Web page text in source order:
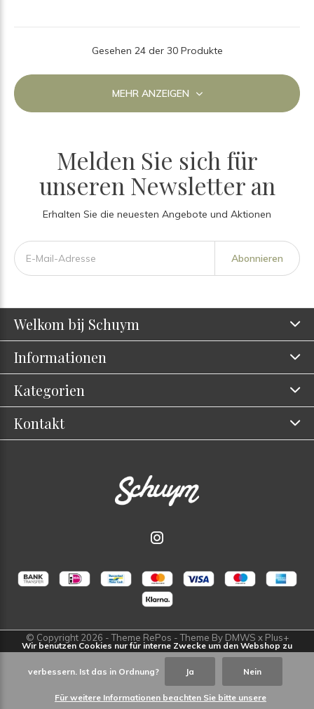
Gesehen 24 der 30 Produkte
MEHR ANZEIGEN
Melden Sie sich für
unseren Newsletter an
Erhalten Sie die neuesten Angebote und Aktionen
Abonnieren
Welkom bij Schuym
Informationen
Kategorien
Kontakt
© Copyright 2026 - Theme RePos - Theme By DMWS x Plus+
Wir benutzen Cookies nur für interne Zwecke um den Webshop zu
verbessern. Ist das in Ordnung? Ja Nein
Für weitere Informationen beachten Sie bitte unsere